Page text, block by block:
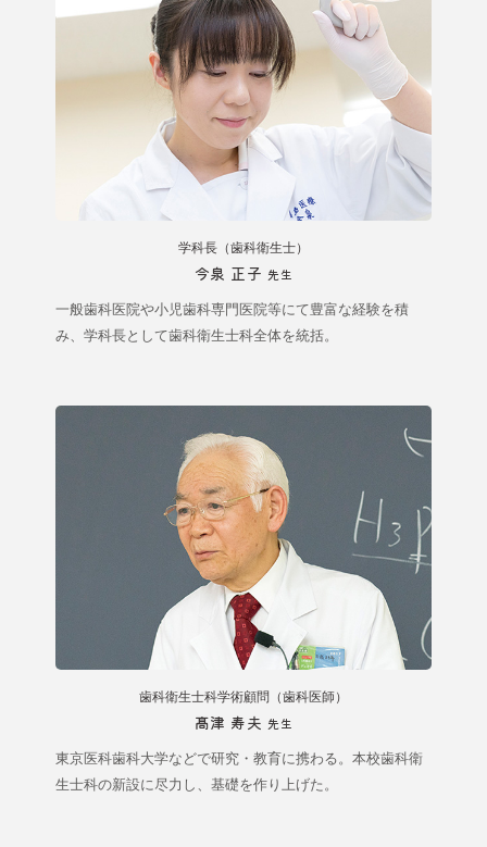
学科長（歯科衛生士）
今泉 正子 先生
一般歯科医院や小児歯科専門医院等にて豊富な経験を積
み、学科長として歯科衛生士科全体を統括。
歯科衛生士科学術顧問（歯科医師）
髙津 寿夫 先生
東京医科歯科大学などで研究・教育に携わる。本校歯科衛
生士科の新設に尽力し、基礎を作り上げた。